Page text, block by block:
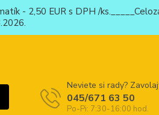
- 2,50 EUR s DPH /
Neviete si rady?
045/671 63 50
Po-Pi: 7:30-16:00 hod.